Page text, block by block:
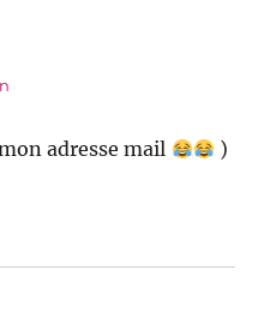
adresse mail )